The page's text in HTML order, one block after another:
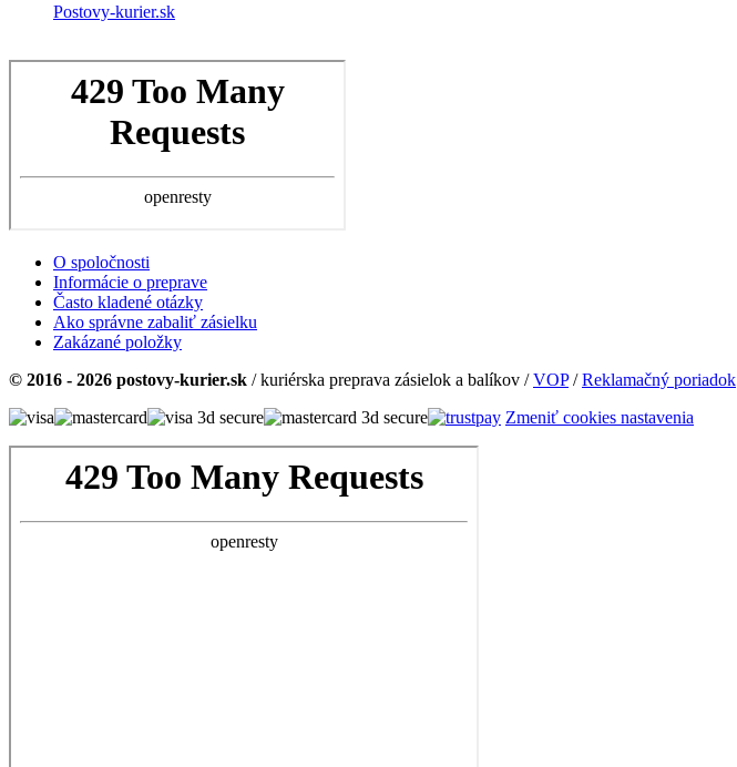
Postovy-kurier.sk
O spoločnosti
Informácie o preprave
Často kladené otázky
Ako správne zabaliť zásielku
Zakázané položky
© 2016 - 2026 postovy-kurier.sk / kuriérska preprava zásielok a balíkov /VOP/Reklamačný poriadok
Zmeniť cookies nastavenia